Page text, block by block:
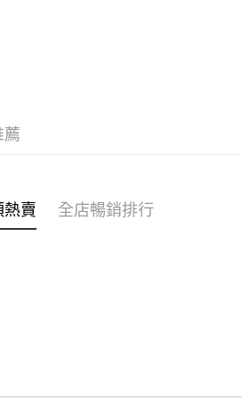
薦
賣 全店暢銷排行